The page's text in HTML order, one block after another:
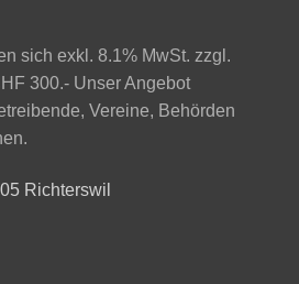
sich exkl. 8.1% MwSt. zzgl.
300.- Unser Angebot
Vereine, Behörden
Richterswil